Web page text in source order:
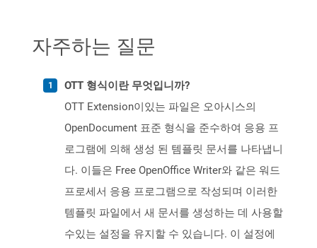
자주하는 질문
OTT 형식이란 무엇입니까?
OTT Extension이있는 파일은 오아시스의
OpenDocument 표준 형식을 준수하여 응용 프
로그램에 의해 생성 된 템플릿 문서를 나타냅니
다. 이들은 Free OpenOffice Writer와 같은 워드
프로세서 응용 프로그램으로 작성되며 이러한
템플릿 파일에서 새 문서를 생성하는 데 사용할
수있는 설정을 유지할 수 있습니다. 이 설정에